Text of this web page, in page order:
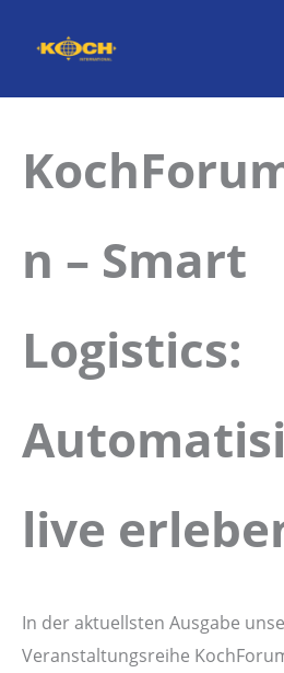
Inhalt
n – Smart
Logistics:
live
In der aktuellsten Ausgabe
Veranstaltungsreihe